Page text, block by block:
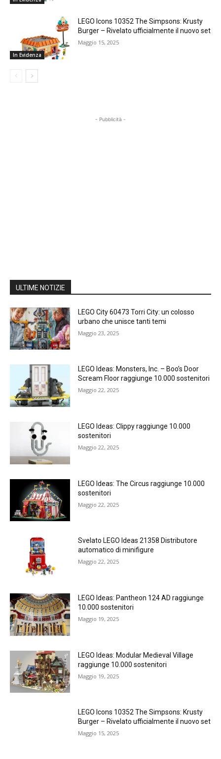
In Evidenza
LEGO Icons 10352 The Simpsons: Krusty
Burger – Rivelato ufficialmente il nuovo set
Maggio 15, 2025
- Pubblicità -
ULTIME NOTIZIE
LEGO City 60473 Torri City: un colosso
urbano che unisce tanti temi
Maggio 23, 2025
LEGO Ideas: Monsters, Inc. – Boo’s Door
Scream Floor raggiunge 10.000 sostenitori
Maggio 22, 2025
LEGO Ideas: Clippy raggiunge 10.000
sostenitori
Maggio 22, 2025
LEGO Ideas: The Circus raggiunge 10.000
sostenitori
Maggio 22, 2025
Svelato LEGO Ideas 21358 Distributore
automatico di minifigure
Maggio 22, 2025
LEGO Ideas: Pantheon 124 AD raggiunge
10.000 sostenitori
Maggio 19, 2025
LEGO Ideas: Modular Medieval Village
raggiunge 10.000 sostenitori
Maggio 19, 2025
LEGO Icons 10352 The Simpsons: Krusty
Burger – Rivelato ufficialmente il nuovo set
Maggio 15, 2025